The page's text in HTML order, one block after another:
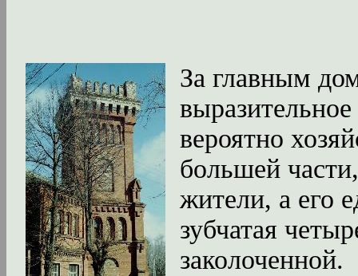
За главным
вероятно
большей
жители, а его
зубчатая
заколоченной.